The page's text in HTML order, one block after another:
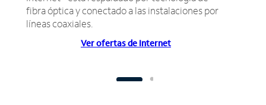
fibra óptica y conectado a las instalaciones por
líneas coaxiales.
Ver ofertas de Internet